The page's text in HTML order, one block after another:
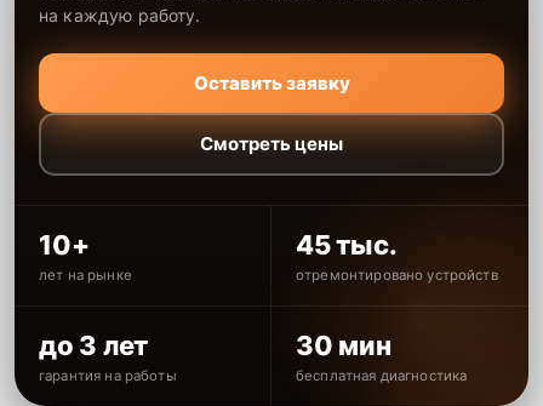
на каждую работу.
Оставить заявку
Смотреть цены
10+
лет на рынке
45 тыс.
отремонтировано устройств
до 3 лет
гарантия на работы
30 мин
бесплатная диагностика